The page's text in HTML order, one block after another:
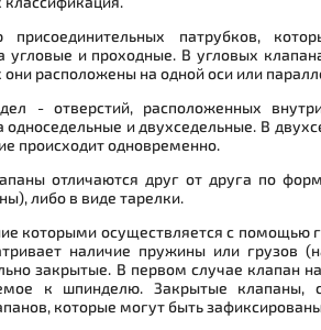
патрубков,
угловые и проходные. В угловых
они расположены на одной оси или
- отверстий, расположенных
односедельные и двухседельные. В
происходит одновременно.
отличаются друг от друга по
либо в виде тарелки.
которыми осуществляется с помощью
наличие пружины или грузов
закрытые. В первом случае клапан
к шпинделю. Закрытые клапаны,
которые могут быть